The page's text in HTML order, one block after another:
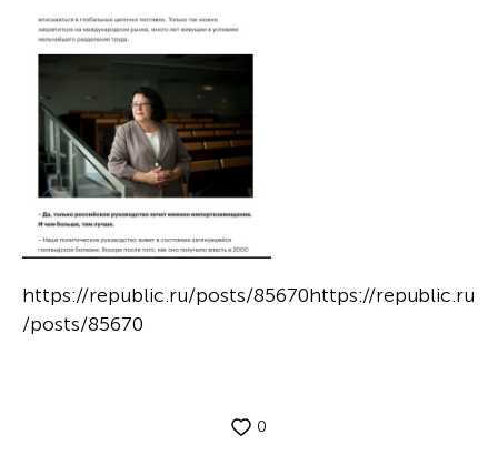
https://republic.ru/posts/85670https://republic.ru
/posts/85670
0